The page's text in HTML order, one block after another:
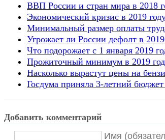
ВВП России и стран мира в 2018
Экономический кризис в 2019
Минимальный размер оплаты
Угрожает ли России дефолт в 2019
Что подорожает с 1 января 2019
Прожиточный минимум в 2019
Насколько вырастут цены на
Госдума приняла 3-летний
Добавить комментарий
Имя